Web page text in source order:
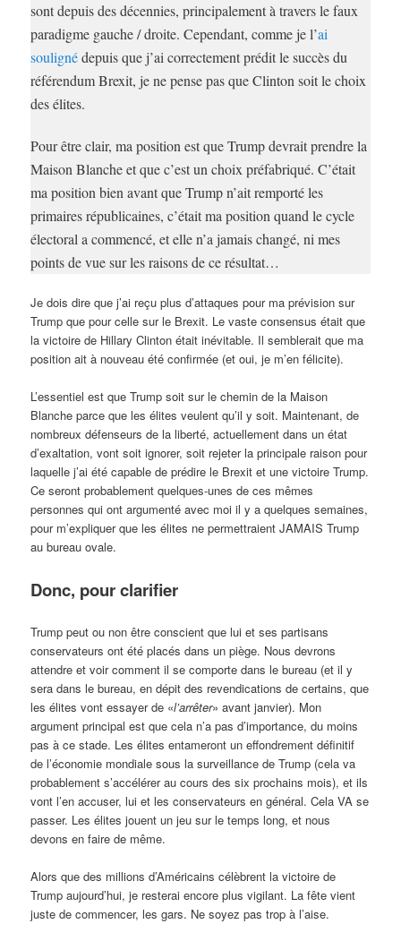
sont depuis des décennies, principalement à travers le faux
paradigme gauche / droite. Cependant, comme je l’ai
soulignédepuis que j’ai correctement prédit le succès du
référendum Brexit, je ne pense pas que Clinton soit le choix
des élites.
Pour être clair, ma position est que Trump devrait prendre la
Maison Blanche et que c’est un choix préfabriqué. C’était
ma position bien avant que Trump n’ait remporté les
primaires républicaines, c’était ma position quand le cycle
électoral a commencé, et elle n’a jamais changé, ni mes
points de vue sur les raisons de ce résultat…
Je dois dire que j’ai reçu plus d’attaques pour ma prévision sur
Trump que pour celle sur le Brexit. Le vaste consensus était que
la victoire de Hillary Clinton était inévitable. Il semblerait que ma
position ait à nouveau été confirmée (et oui, je m’en félicite).
L’essentiel est que Trump soit sur le chemin de la Maison
Blanche parce que les élites veulent qu’il y soit. Maintenant, de
nombreux défenseurs de la liberté, actuellement dans un état
d’exaltation, vont soit ignorer, soit rejeter la principale raison pour
laquelle j’ai été capable de prédire le Brexit et une victoire Trump.
Ce seront probablement quelques-unes de ces mêmes
personnes qui ont argumenté avec moi il y a quelques semaines,
pour m’expliquer que les élites ne permettraient JAMAIS Trump
au bureau ovale.
Donc, pour clarifier
Trump peut ou non être conscient que lui et ses partisans
conservateurs ont été placés dans un piège. Nous devrons
attendre et voir comment il se comporte dans le bureau (et il y
sera dans le bureau, en dépit des revendications de certains, que
les élites vont essayer de «l’arrêter» avant janvier). Mon
argument principal est que cela n’a pas d’importance, du moins
pas à ce stade. Les élites entameront un effondrement définitif
de l’économie mondiale sous la surveillance de Trump (cela va
probablement s’accélérer au cours des six prochains mois), et ils
vont l’en accuser, lui et les conservateurs en général. Cela VA se
passer. Les élites jouent un jeu sur le temps long, et nous
devons en faire de même.
Alors que des millions d’Américains célèbrent la victoire de
Trump aujourd’hui, je resterai encore plus vigilant. La fête vient
juste de commencer, les gars. Ne soyez pas trop à l’aise.